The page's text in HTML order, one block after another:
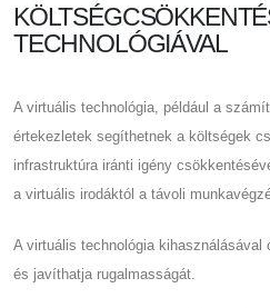
TECHNOLÓGIÁVAL
A virtuális technológia, például a
értekezletek segíthetnek a költségek
infrastruktúra iránti igény
a virtuális irodáktól a távoli
A virtuális technológia
és javíthatja rugalmasságát.